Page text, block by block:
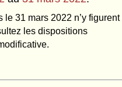
31 mars 2022 n’y figurent
les dispositions